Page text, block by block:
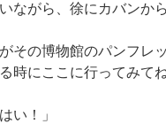
ながら、徐にカバンか
がその博物館のパンフレ
時にここに行ってみてね
い！」